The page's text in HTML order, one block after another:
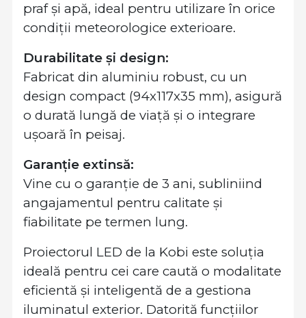
praf și apă, ideal pentru utilizare în orice
condiții meteorologice exterioare.
Durabilitate și design:
Fabricat din aluminiu robust, cu un
design compact (94x117x35 mm), asigură
o durată lungă de viață și o integrare
ușoară în peisaj.
Garanție extinsă:
Vine cu o garanție de 3 ani, subliniind
angajamentul pentru calitate și
fiabilitate pe termen lung.
Proiectorul LED de la Kobi este soluția
ideală pentru cei care caută o modalitate
eficientă și inteligentă de a gestiona
iluminatul exterior. Datorită funcțiilor